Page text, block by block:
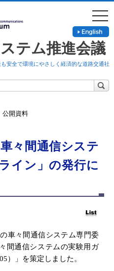
テム推進会議
安全で環境にやさしく経済的な道路交通社
開資料
々間通信システ
イン」の発行に
車々間通信システム専門委
間通信システムの実験用ガ
）」を策定しました。